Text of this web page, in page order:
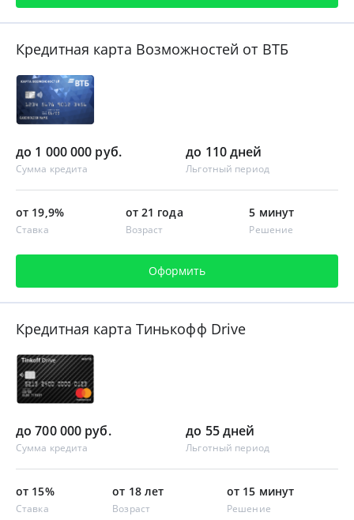
Кредитная карта Возможностей от ВТБ
до 1 000 000 руб.
Сумма кредита
до 110 дней
Льготный период
от 19,9%
Ставка
от 21 года
Возраст
5 минут
Решение
Оформить
Кредитная карта Тинькофф Drive
до 700 000 руб.
Сумма кредита
до 55 дней
Льготный период
от 15%
Ставка
от 18 лет
Возраст
от 15 минут
Решение